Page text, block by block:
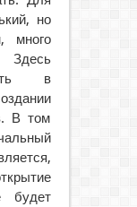
но
много
Здесь
в
В том
будет